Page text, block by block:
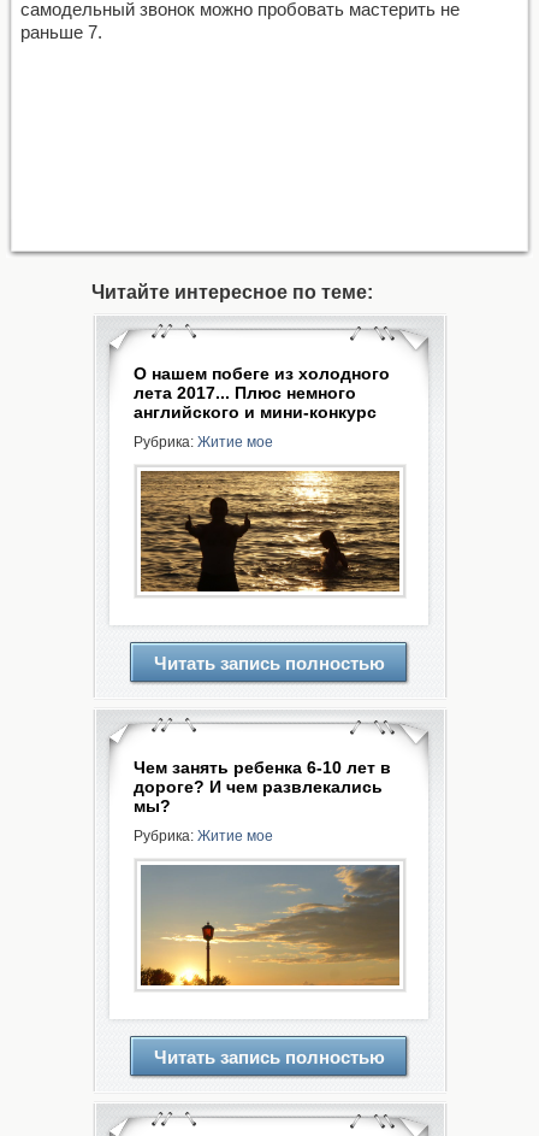
самодельный звонок можно пробовать мастерить не
раньше 7.
Читайте интересное по теме:
О нашем побеге из холодного
лета 2017... Плюс немного
английского и мини-конкурс
Рубрика: Житие мое
Читать запись полностью
Чем занять ребенка 6-10 лет в
дороге? И чем развлекались
мы?
Рубрика: Житие мое
Читать запись полностью